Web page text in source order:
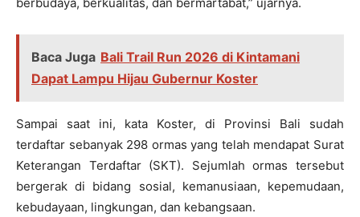
berbudaya, berkualitas, dan bermartabat,” ujarnya.
Baca Juga Bali Trail Run 2026 di Kintamani
Dapat Lampu Hijau Gubernur Koster
Sampai saat ini, kata Koster, di Provinsi Bali sudah
terdaftar sebanyak 298 ormas yang telah mendapat Surat
Keterangan Terdaftar (SKT). Sejumlah ormas tersebut
bergerak di bidang sosial, kemanusiaan, kepemudaan,
kebudayaan, lingkungan, dan kebangsaan.